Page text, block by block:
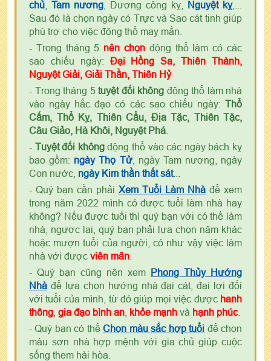
chủ Tam nương , Dương công kỵ, Nguyệt kỵ,...
Sau đó là chọn ngày có Trực và Sao cát tinh giúp
phù trợ cho việc động thổ may mắn.
- Trong tháng 5 nên chọn động thổ làm có các
sao chiếu ngày: Đại Hồng Sa, Thiên Thành,
Nguyệt Giải, Giải Thần, Thiên Hỷ
- Trong tháng 5 tuyệt đối không động thổ làm nhà
vào ngày hắc đạo có các sao chiếu ngày: Thổ
Cấm, Thổ Kỵ, Thiên Cẩu, Địa Tặc, Thiên Tặc,
Câu Giảo, Hà Khôi, Nguyệt Phá
- Tuyệt đối khôngđộng thổ vào các ngày bách kỵ
bao gồm: ngày Thọ Tử, ngày Tam nương, ngày
Con nước, ngày Kim thần thất sát...
- Quý bạn cần phải Xem Tuổi Làm Nhà để xem
trong năm 2022 mình có được tuổi làm nhà hay
không? Nếu được tuổi thì quý bạn với có thể làm
nhà, ngược lại, quý bạn phải lựa chọn năm khác
hoặc mượn tuổi của người, có như vậy việc làm
nhà với được viên mãn
- Quý bạn cũng nên xem Phong Thủy Hướng
Nhà để lựa chọn hướng nhà đại cát, đại lợi đối
với tuổi của mình, từ đó giúp mọi việc được hanh
thông gia đạo bình an khỏe mạnh và hạnh phúc.
- Quý bạn có thểChọn màu sắc hợp tuổi để chọn
màu sơn nhà hợp mệnh với gia chủ giúp cuộc
sống them hài hòa.